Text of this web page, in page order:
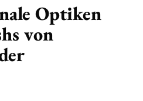
Optiken
von